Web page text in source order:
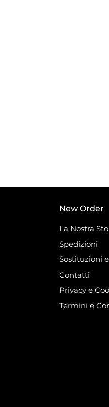
New Order
La Nostra
Spedizioni
Sostituzioni
Contatti
Privacy e
Termini e